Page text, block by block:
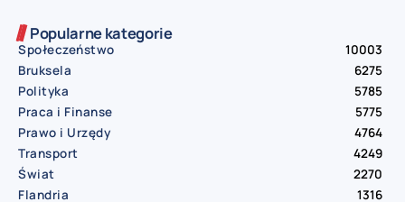
Popularne kategorie
Społeczeństwo
10003
Bruksela
6275
Polityka
5785
Praca i Finanse
5775
Prawo i Urzędy
4764
Transport
4249
Świat
2270
Flandria
1316